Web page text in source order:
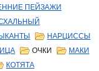
ПЕЙЗАЖИ
НАРЦИССЫ
ОЧКИ
МАКИ
КОТЯТА